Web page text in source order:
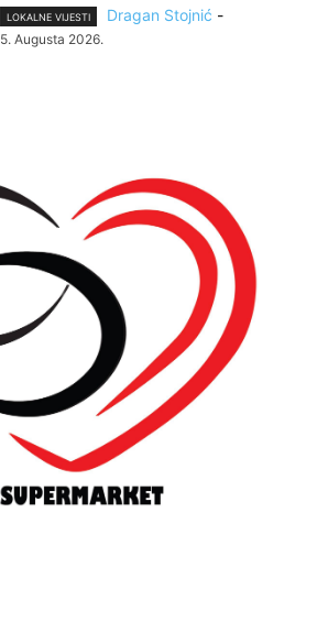
LOKALNE VIJESTI Dragan Stojnić -
5. Augusta 2026.